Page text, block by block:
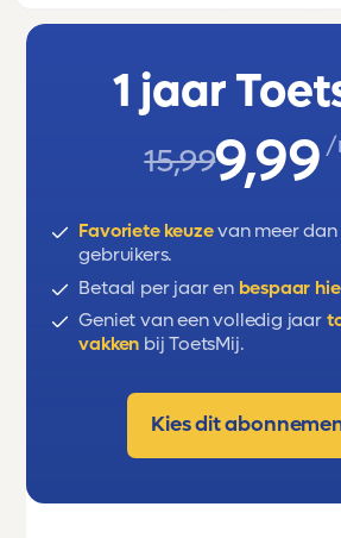
oppervlakte berekenen,
inhoudseenheden.
1 jaar
15,999,99 /
Favoriete keuzevan meer dan
gebruikers.
Betaal per jaar en bespaar
Geniet van een volledig jaar
vakken bij ToetsMij.
Kies dit